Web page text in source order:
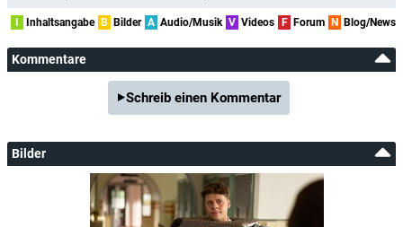
I Inhaltsangabe B Bilder A Audio/Musik V Videos F Forum N Blog/News
Kommentare
Schreib einen Kommentar
Bilder